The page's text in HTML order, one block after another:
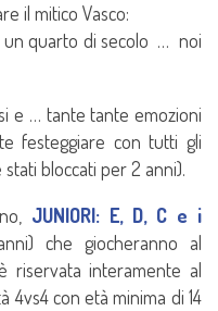
il mitico Vasco:
un quarto di secolo … noi
e … tante tante emozioni
festeggiare con tutti gli
bloccati per 2 anni).
JUNIORI: E, D, C e i
che giocheranno al
riservata interamente al
4vs4 con età minima di 14